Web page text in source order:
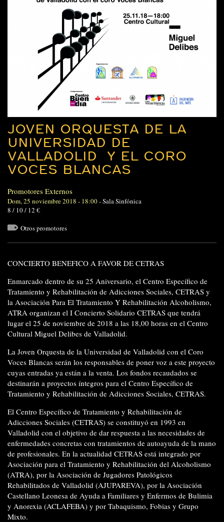
JOVEN ORQUESTA DE LA
UNIVERSIDAD DE
VALLADOLID Y EL CORO
VOCES BLANCAS
Promotores Externos
Dom, 25 noviembre 2018 - 18:00-Sala Sinfónica
8 / 10 / 12 €
Otros promotores
CONCIERTO BENEFICO A FAVOR DE CETRAS
Enmarcado dentro de su 25 Aniversario, el Centro Específico de
Tratamiento y Rehabilitación de Adicciones Sociales, CETRAS y
la Asociación Para El Tratamiento Y Rehabilitación Alcoholismo,
ATRA organizan el I Concierto Solidario CETRAS que tendrá
lugar el 25 de noviembre de 2018 a las 18,00 horas en el Centro
Cultural Miguel Delibes de Valladolid.
La Joven Orquesta de la Universidad de Valladolid con el Coro
Voces Blancas serán los responsables de poner voz a este proyecto
cuyas entradas ya están a la venta. Los fondos recaudados se
destinarán a proyectos íntegros para el Centro Específico de
Tratamiento y Rehabilitación de Adicciones Sociales, CETRAS.
El Centro Específico de Tratamiento y Rehabilitación de
Adicciones Sociales (CETRAS) se constituyó en 1993 en
Valladolid con el objetivo de dar respuesta a las necesidades de
enfermedades concretas con tratamientos de autoayuda de la mano
de profesionales. En la actualidad CETRAS está integrado por
Asociación para el Tratamiento y Rehabilitación del Alcoholismo
(ATRA), por la Asociación de Jugadores Patológicos
Rehabilitados de Valladolid (AJUPAREVA), por la Asociación
Castellano Leonesa de Ayuda a Familiares y Enfermos de Bulimia
y Anorexia (ACLAFEBA) y por Tabaquismo, Fobias y Grupo
Mixto.